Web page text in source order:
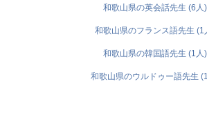
和歌山県の英会話先生 (6人)
和歌山県のフランス語先生 (1
和歌山県の韓国語先生 (1人)
和歌山県のウルドゥー語先生